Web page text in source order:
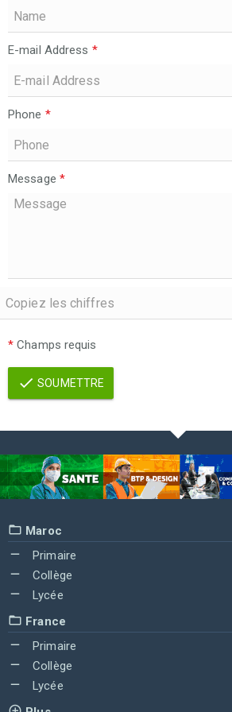
E-mail Address *
Phone *
Message *
* Champs requis
SOUMETTRE
Maroc
Primaire
Collège
Lycée
France
Primaire
Collège
Lycée